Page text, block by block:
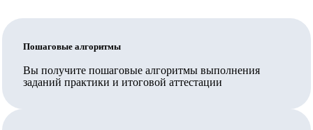
по общеобразовательным программам недостаточно,
чтобы организация, выдавшая документ, была на
территории Сколково или ИНТЦ или была их
Пошаговые алгоритмы
Вы получите пошаговые алгоритмы выполнения
заданий практики и итоговой аттестации